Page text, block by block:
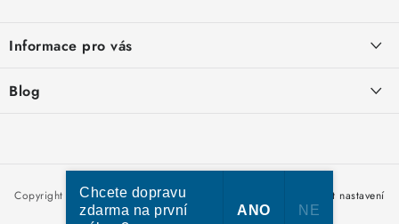
p
a
Informace pro vás
Otevírací doba výdejny
Blog
Nakupujte u nás hned a zaplaťte později – nově přijímáme Skip
Pay
Copyright 2026bbelektro.cz. Všechna práva vyhrazena.
Upravit nastavení
cookies
Chcete dopravu
zdarma na první
ANO NE